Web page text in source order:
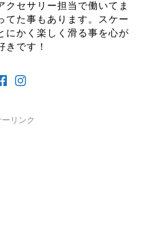
クセサリー担当で働いてま
てた事もあります。スケー
にかく楽しく滑る事を心が
きです！
リンク